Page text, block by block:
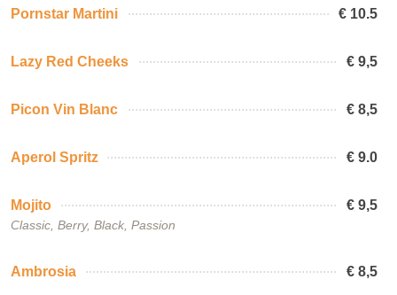
Pornstar Martini € 10.5
Lazy Red Cheeks € 9,5
Picon Vin Blanc € 8,5
Aperol Spritz € 9.0
Mojito € 9,5
Classic, Berry, Black, Passion
Ambrosia € 8,5